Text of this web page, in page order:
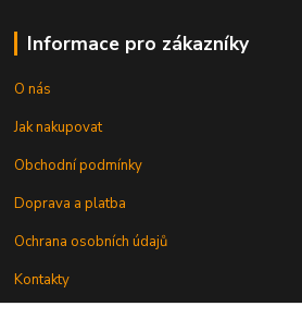
Informace pro zákazníky
O nás
Jak nakupovat
Obchodní podmínky
Doprava a platba
Ochrana osobních údajů
Kontakty